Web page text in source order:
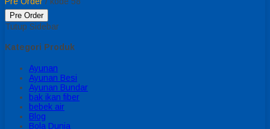
Pre Order
Tutup Sidebar
Kategori Produk
Ayunan
Ayunan Besi
Ayunan Bundar
bak ikan fiber
bebek air
Blog
Bola Dunia